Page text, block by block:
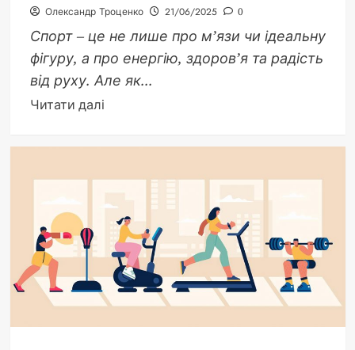
Олександр Троценко 21/06/2025 0
Спорт – це не лише про м’язи чи ідеальну
фігуру, а про енергію, здоров’я та радість
від руху. Але як...
Читати даліДокладніше
Як
себе
займатися
спортом:
Практичний
посібник
для
всіх